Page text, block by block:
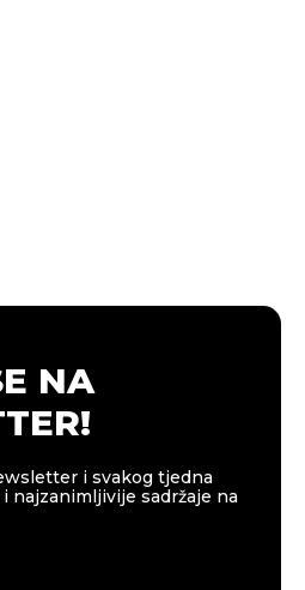
NA
i svakog tjedna
najzanimljivije sadržaje na